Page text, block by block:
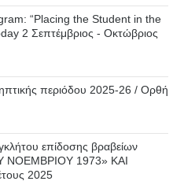
“Placing the Student in the
2 Σεπτέμβριος - Οκτώβριος
περιόδου 2025-26 / Ορθή
επίδοσης βραβείων
1973» ΚΑΙ
2025